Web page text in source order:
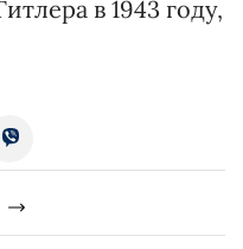
в 1943 году,